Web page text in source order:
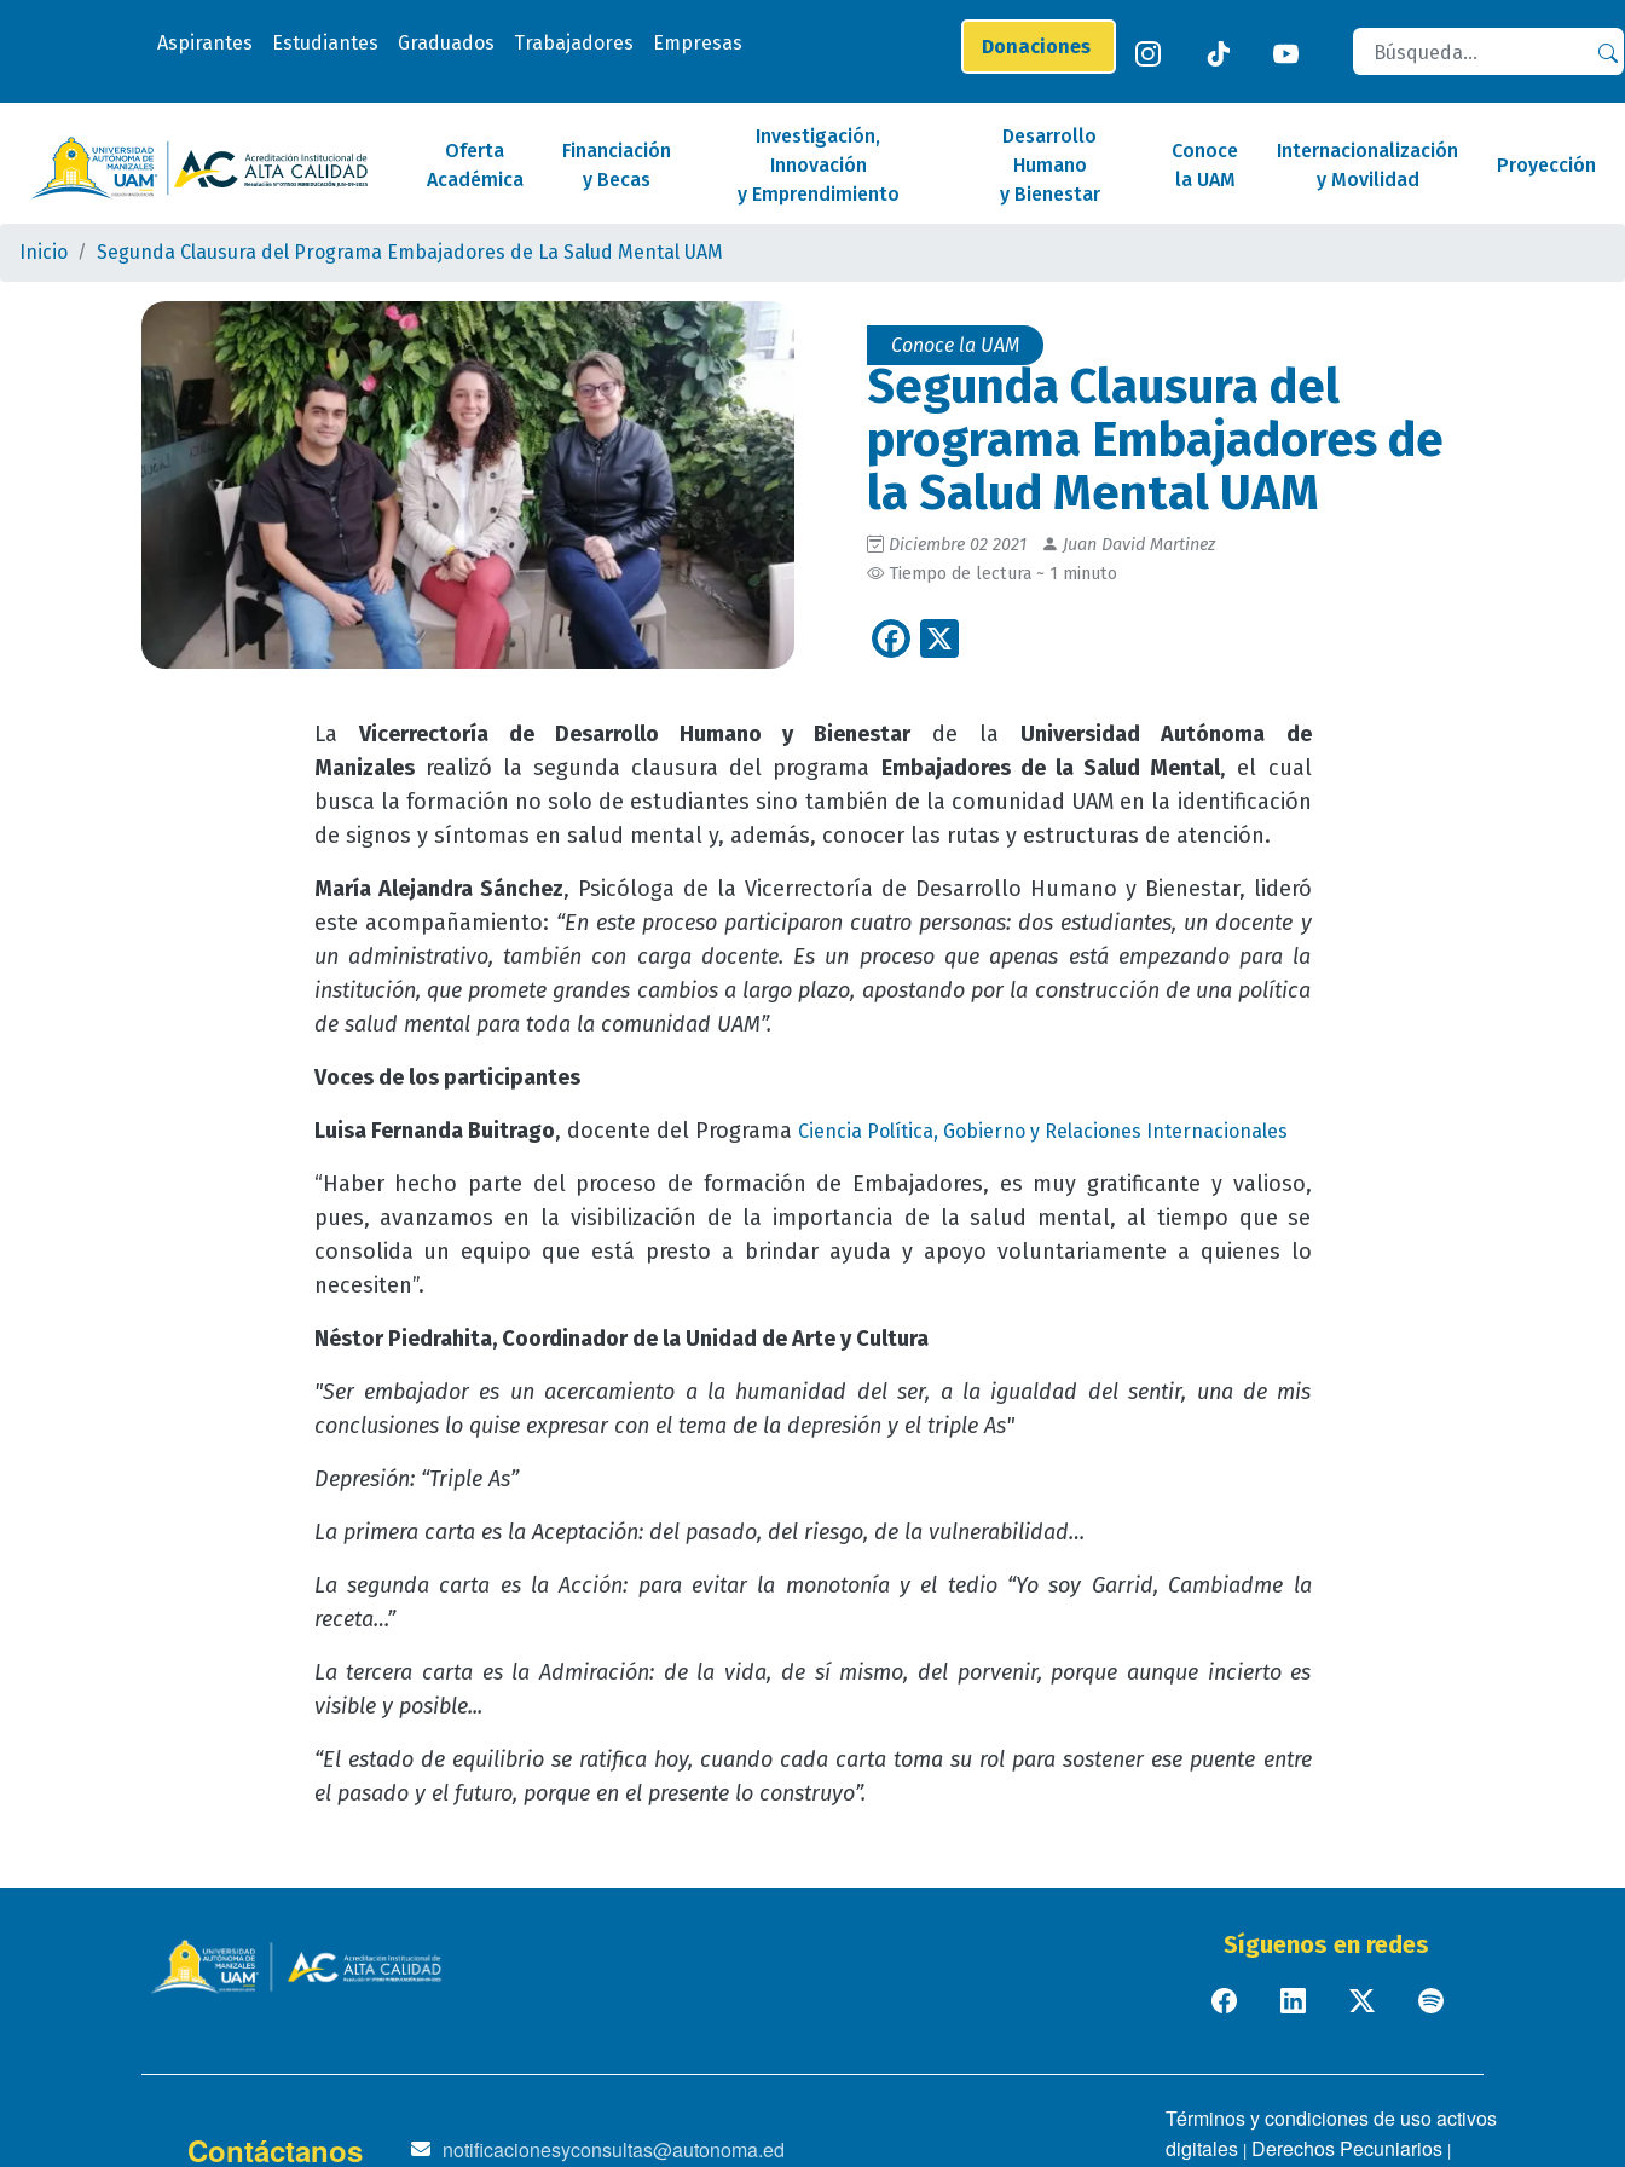
Aspirantes Estudiantes Graduados Trabajadores Empresas Donaciones
Buscar
Oferta
Académica
Financiación
y Becas
Investigación,
Innovación
y Emprendimiento
Desarrollo
Humano
y Bienestar
Conoce
la UAM
Internacionalización
y Movilidad
Proyección
Inicio Segunda Clausura del Programa Embajadores de La Salud Mental UAM
Conoce la UAM
Segunda Clausura del
programa Embajadores de
la Salud Mental UAM
Diciembre 02 2021
Juan David Martinez
Tiempo de lectura ~ 1 minuto
Facebook
La Vicerrectoría de Desarrollo Humano y Bienestarde la Universidad Autónoma de
Manizalesrealizó la segunda clausura del programa Embajadores de la Salud Mental, el cual
busca la formación no solo de estudiantes sino también de la comunidad UAM en la identificación
de signos y síntomas en salud mental y, además, conocer las rutas y estructuras de atención.
María Alejandra Sánchez, Psicóloga de la Vicerrectoría de Desarrollo Humano y Bienestar, lideró
este acompañamiento: “En este proceso participaron cuatro personas: dos estudiantes, un docente y
un administrativo, también con carga docente. Es un proceso que apenas está empezando para la
institución, que promete grandes cambios a largo plazo, apostando por la construcción de una política
de salud mental para toda la comunidad UAM”.
Voces de los participantes
Luisa Fernanda Buitrago, docente del Programa Ciencia Política, Gobierno y Relaciones Internacionales
“Haber hecho parte del proceso de formación de Embajadores, es muy gratificante y valioso,
pues, avanzamos en la visibilización de la importancia de la salud mental, al tiempo que se
consolida un equipo que está presto a brindar ayuda y apoyo voluntariamente a quienes lo
necesiten”.
Néstor Piedrahita, Coordinador de la Unidad de Arte y Cultura
"Ser embajador es un acercamiento a la humanidad del ser, a la igualdad del sentir, una de mis
conclusiones lo quise expresar con el tema de la depresión y el triple As"
Depresión: “Triple As”
La primera carta es la Aceptación: del pasado, del riesgo, de la vulnerabilidad…
La segunda carta es la Acción: para evitar la monotonía y el tedio “Yo soy Garrid, Cambiadme la
receta…”
La tercera carta es la Admiración: de la vida, de sí mismo, del porvenir, porque aunque incierto es
visible y posible...
“El estado de equilibrio se ratifica hoy, cuando cada carta toma su rol para sostener ese puente entre
el pasado y el futuro, porque en el presente lo construyo”.
Síguenos en redes
Contáctanos
notificacionesyconsultas@autonoma.ed
Términos y condiciones de uso activos
digitales | Derechos Pecuniarios |